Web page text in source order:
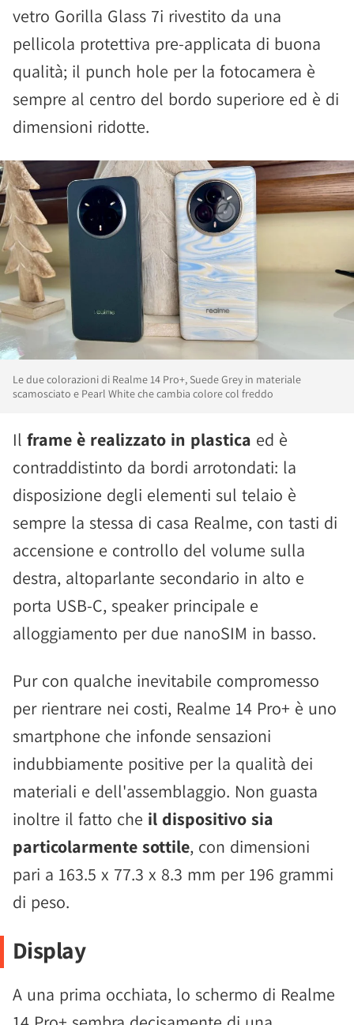
vetro Gorilla Glass 7i rivestito da una
pellicola protettiva pre-applicata di buona
qualità; il punch hole per la fotocamera è
sempre al centro del bordo superiore ed è di
dimensioni ridotte.
Le due colorazioni di Realme 14 Pro+, Suede Grey in materiale
scamosciato e Pearl White che cambia colore col freddo
Il frame è realizzato in plastica ed è
contraddistinto da bordi arrotondati: la
disposizione degli elementi sul telaio è
sempre la stessa di casa Realme, con tasti di
accensione e controllo del volume sulla
destra, altoparlante secondario in alto e
porta USB-C, speaker principale e
alloggiamento per due nanoSIM in basso.
Pur con qualche inevitabile compromesso
per rientrare nei costi, Realme 14 Pro+ è uno
smartphone che infonde sensazioni
indubbiamente positive per la qualità dei
materiali e dell'assemblaggio. Non guasta
inoltre il fatto che il dispositivo sia
particolarmente sottile, con dimensioni
pari a 163.5 x 77.3 x 8.3 mm per 196 grammi
di peso.
Display
A una prima occhiata, lo schermo di Realme